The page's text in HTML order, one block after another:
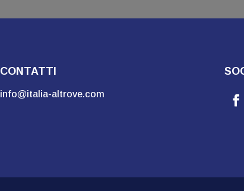
CONTATTI
info@italia-altrove.com